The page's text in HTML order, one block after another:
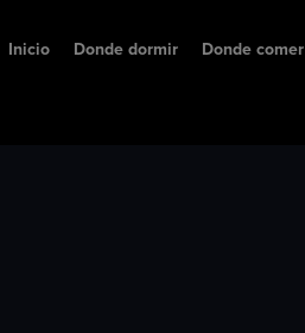
Inicio Donde dormir Donde comer